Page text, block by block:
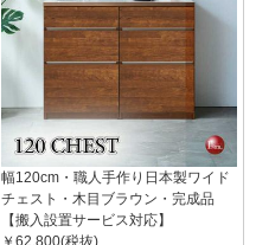
幅120cm・職人手作り日本製ワイド
チェスト・木目ブラウン・完成品
【搬入設置サービス対応】
￥62,800(税抜)